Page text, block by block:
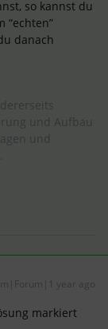
so kannst du
“echten”
danach
year ago
markiert